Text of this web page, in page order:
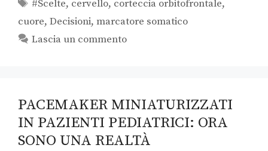
#Scelte, cervello, corteccia orbitofrontale,
cuore, Decisioni, marcatore somatico
Lascia un commento
PACEMAKER MINIATURIZZATI
IN PAZIENTI PEDIATRICI: ORA
SONO UNA REALTÀ